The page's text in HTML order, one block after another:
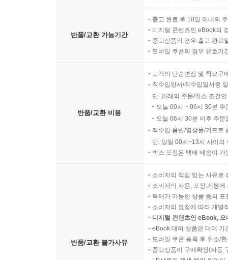
반품/교환 가능기간
출고 완료 후 10일 이내의
디지털 콘텐츠인 eBook의
중고상품의 경우 출고 완료
모바일 쿠폰의 경우 유효기
반품/교환 비용
고객의 단순변심 및 착오구
직수입양서/직수입일서중
단, 아래의 주문/취소 조건
오늘 00시 ~ 06시 30분
오늘 06시 30분 이후 주
직수입 음반/영상물/기프트
단, 당일 00시~13시 사이의
박스 포장은 택배 배송이
반품/교환 불가사유
소비자의 책임 있는 사유로
소비자의 사용, 포장 개봉
복제가 가능한 상품 등의
소비자의 요청에 따라 개별
디지털 컨텐츠인 eBook,
eBook 대여 상품은 대여 기
모바일 쿠폰 등록 후 취소/
중고상품이 구매확정(자동